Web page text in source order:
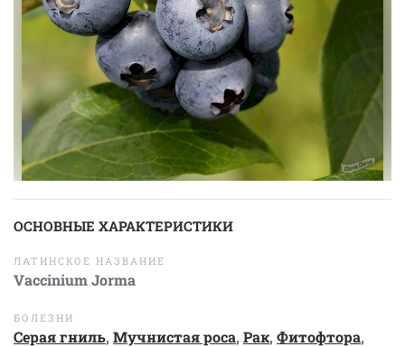
ОСНОВНЫЕ ХАРАКТЕРИСТИКИ
ЛАТИНСКОЕ НАЗВАНИЕ
Vaccinium Jorma
БОЛЕЗНИ
Серая гниль, Мучнистая роса, Рак, Фитофтора,